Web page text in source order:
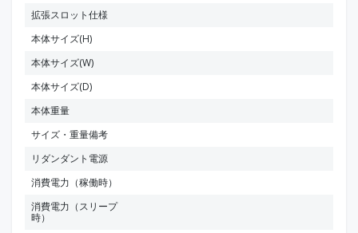
拡張スロット仕様
本体サイズ(H)
本体サイズ(W)
本体サイズ(D)
本体重量
サイズ・重量備考
リダンダント電源
消費電力（稼働時）
消費電力（スリープ
時）